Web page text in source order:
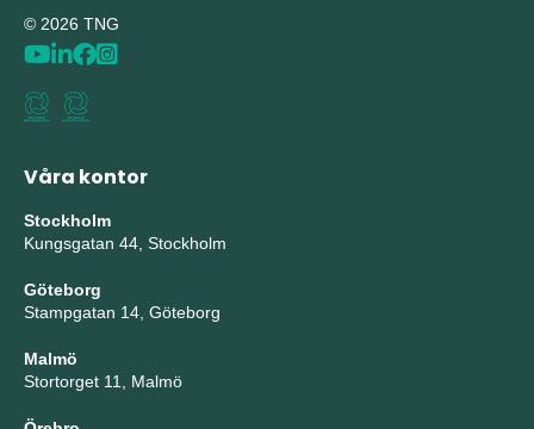
© 2026 TNG
Våra kontor
Stockholm
Kungsgatan 44, Stockholm
Göteborg
Stampgatan 14, Göteborg
Malmö
Stortorget 11, Malmö